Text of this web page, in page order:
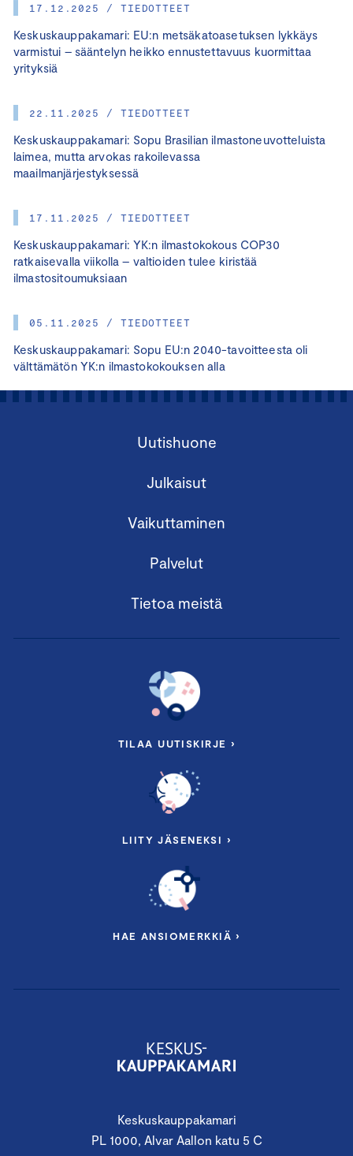
17.12.2025 / TIEDOTTEET
Keskuskauppakamari: EU:n metsäkatoasetuksen lykkäys
varmistui – sääntelyn heikko ennustettavuus kuormittaa
yrityksiä
22.11.2025 / TIEDOTTEET
Keskuskauppakamari: Sopu Brasilian ilmastoneuvotteluista
laimea, mutta arvokas rakoilevassa
maailmanjärjestyksessä
17.11.2025 / TIEDOTTEET
Keskuskauppakamari: YK:n ilmastokokous COP30
ratkaisevalla viikolla – valtioiden tulee kiristää
ilmastositoumuksiaan
05.11.2025 / TIEDOTTEET
Keskuskauppakamari: Sopu EU:n 2040-tavoitteesta oli
välttämätön YK:n ilmastokokouksen alla
Keskuskauppakamari
PL 1000, Alvar Aallon katu 5 C
Uutishuone
Julkaisut
Vaikuttaminen
Palvelut
Tietoa meistä
TILAA UUTISKIRJE ›
LIITY JÄSENEKSI ›
HAE ANSIOMERKKIÄ ›